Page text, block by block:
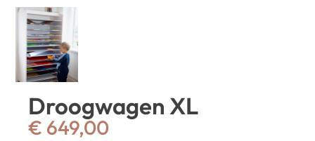
Droogwagen XL
€ 649,00